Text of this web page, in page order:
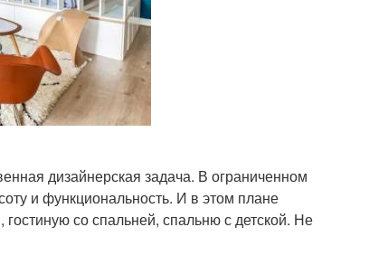
дизайнерская задача. В ограниченном
и функциональность. И в этом плане
со спальней, спальню с детской. Не